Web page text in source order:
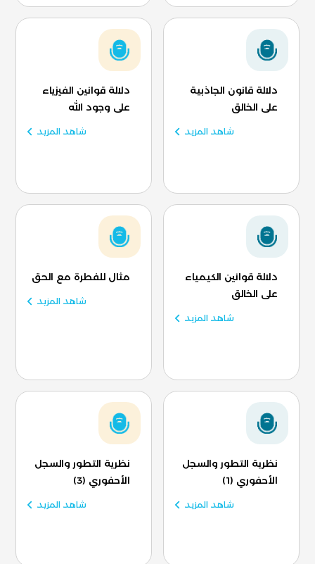
دلالة قانون الجاذبية
على الخالق
شاهد المزيد
دلالة قوانين الفيزياء
على وجود الله
شاهد المزيد
دلالة قوانين الكيمياء
على الخالق
شاهد المزيد
مثال للفطرة مع الحق
شاهد المزيد
نظرية التطور والسجل
الأحفوري (1)
شاهد المزيد
نظرية التطور والسجل
الأحفوري (3)
شاهد المزيد